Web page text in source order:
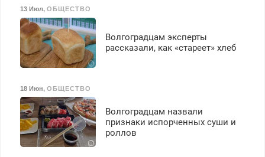
13 Июл, ОБЩЕСТВО
Волгоградцам эксперты
рассказали, как «стареет» хлеб
18 Июн, ОБЩЕСТВО
Волгоградцам назвали
признаки испорченных суши и
роллов